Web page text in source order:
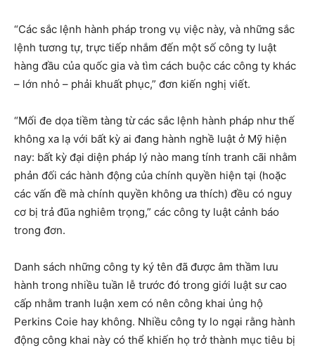
“Các sắc lệnh hành pháp trong vụ việc này, và những sắc
lệnh tương tự, trực tiếp nhắm đến một số công ty luật
hàng đầu của quốc gia và tìm cách buộc các công ty khác
– lớn nhỏ – phải khuất phục,” đơn kiến nghị viết.
“Mối đe dọa tiềm tàng từ các sắc lệnh hành pháp như thế
không xa lạ với bất kỳ ai đang hành nghề luật ở Mỹ hiện
nay: bất kỳ đại diện pháp lý nào mang tính tranh cãi nhằm
phản đối các hành động của chính quyền hiện tại (hoặc
các vấn đề mà chính quyền không ưa thích) đều có nguy
cơ bị trả đũa nghiêm trọng,” các công ty luật cảnh báo
trong đơn.
Danh sách những công ty ký tên đã được âm thầm lưu
hành trong nhiều tuần lễ trước đó trong giới luật sư cao
cấp nhằm tranh luận xem có nên công khai ủng hộ
Perkins Coie hay không. Nhiều công ty lo ngại rằng hành
động công khai này có thể khiến họ trở thành mục tiêu bị